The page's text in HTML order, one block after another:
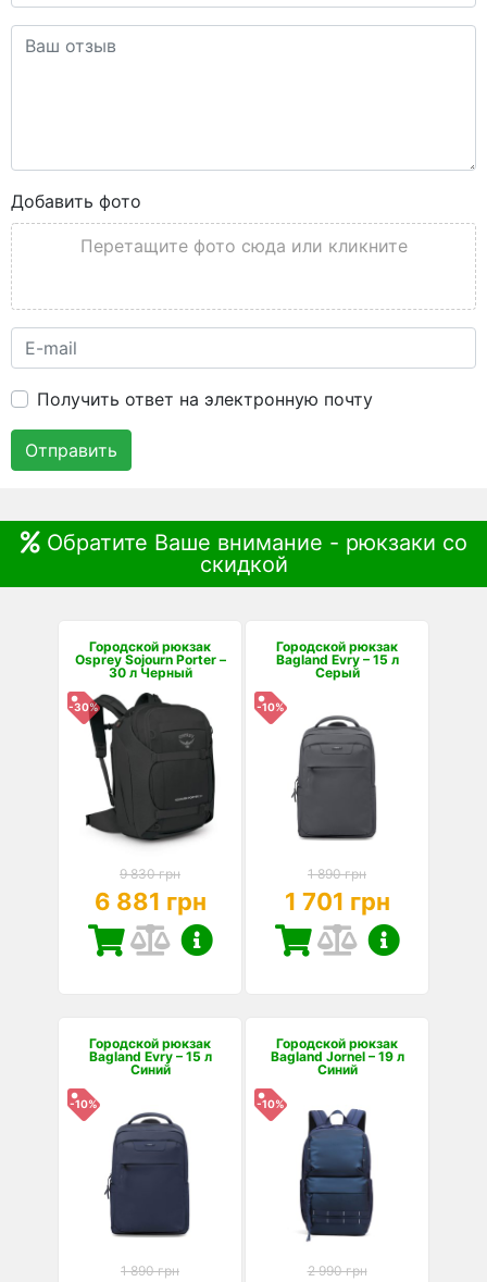
Добавить фото
Перетащите фото сюда или кликните
Получить ответ на электронную почту
Отправить
Обратите Ваше внимание - рюкзаки со
скидкой
Городской рюкзак
Osprey Sojourn Porter –
30 л Черный
-30%
9 830 грн
6 881 грн
Городской рюкзак
Bagland Evry – 15 л
Серый
-10%
1 890 грн
1 701 грн
Городской рюкзак
Bagland Evry – 15 л
Синий
-10%
1 890 грн
Городской рюкзак
Bagland Jornel – 19 л
Синий
-10%
2 990 грн